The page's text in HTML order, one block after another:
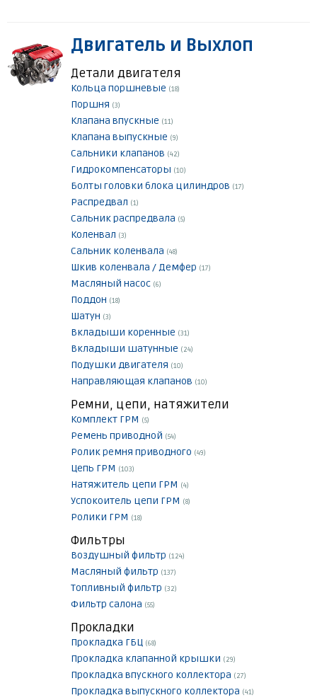
Двигатель и Выхлоп
Детали двигателя
Кольца поршневые (18)
Поршня (3)
Клапана впускные (11)
Клапана выпускные (9)
Сальники клапанов (42)
Гидрокомпенсаторы (10)
Болты головки блока цилиндров (17)
Распредвал (1)
Сальник распредвала (5)
Коленвал (3)
Сальник коленвала (48)
Шкив коленвала / Демфер (17)
Масляный насос (6)
Поддон (18)
Шатун (3)
Вкладыши коренные (31)
Вкладыши шатунные (24)
Подушки двигателя (10)
Направляющая клапанов (10)
Ремни, цепи, натяжители
Комплект ГРМ (5)
Ремень приводной (54)
Ролик ремня приводного (49)
Цепь ГРМ (103)
Натяжитель цепи ГРМ (4)
Успокоитель цепи ГРМ (8)
Ролики ГРМ (18)
Фильтры
Воздушный фильтр (124)
Масляный фильтр (137)
Топливный фильтр (32)
Фильтр салона (55)
Прокладки
Прокладка ГБЦ (68)
Прокладка клапанной крышки (29)
Прокладка впускного коллектора (27)
Прокладка выпускного коллектора (41)